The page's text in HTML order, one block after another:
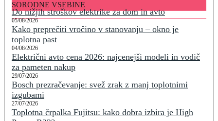
SORODNE VSEBINE
Do nižjih stroškov elektrike za dom in avto
05/08/2026
Kako preprečiti vročino v stanovanju – okno je
toplotna past
04/08/2026
Električni avto cena 2026: najcenejši modeli in vodič
za pameten nakup
29/07/2026
Bosch prezračevanje: svež zrak z manj toplotnimi
izgubami
27/07/2026
Toplotna črpalka Fujitsu: kako dobra izbira je High